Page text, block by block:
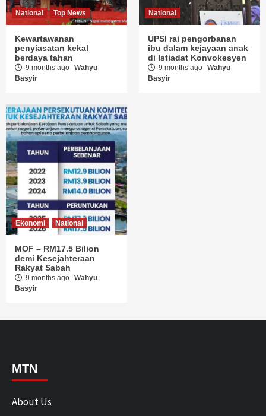
National Top News
Kewartawanan
penyiasatan kekal
berdaya tahan
9 months ago Wahyu
Basyir
National
UPSI rai pengorbanan
ibu dalam kejayaan anak
di Istiadat Konvokesyen
9 months ago Wahyu
Basyir
Ekonomi National
MOF – RM17.5 Bilion
demi Kesejahteraan
Rakyat Sabah
9 months ago Wahyu
Basyir
MTN
About Us